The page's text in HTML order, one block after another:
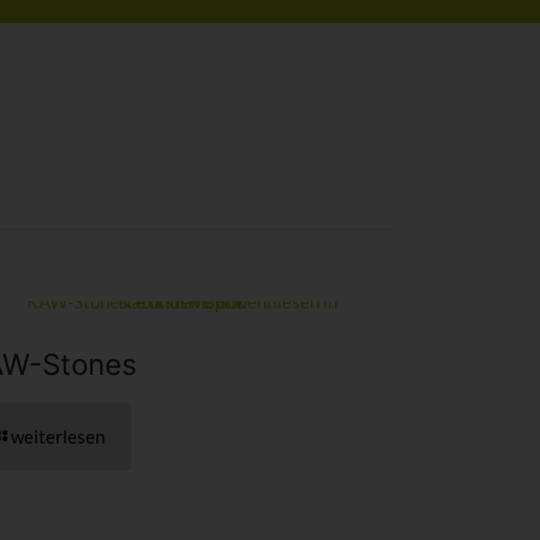
Stones
weiterlesen